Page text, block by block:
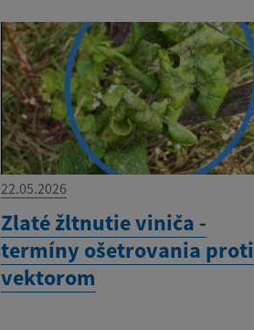
22.05.2026
Zlaté žltnutie viniča -
termíny ošetrovania proti
vektorom